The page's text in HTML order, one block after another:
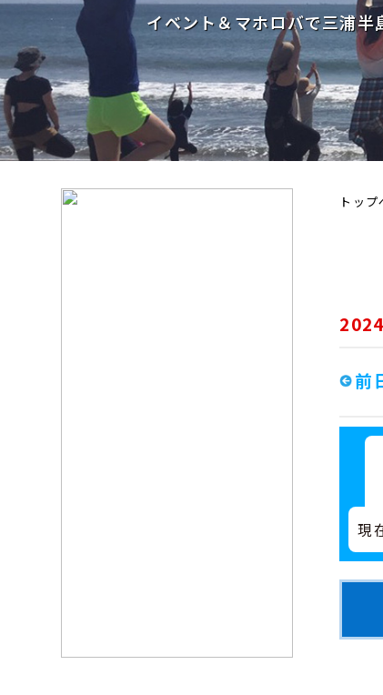
イベント＆マホロバで三浦半
トップ
前
現